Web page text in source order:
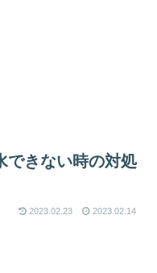
できない時の対処
2023.02.23 2023.02.14